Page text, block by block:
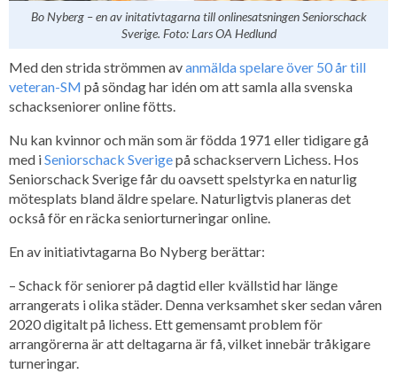
Bo Nyberg – en av initativtagarna till onlinesatsningen Seniorschack
Sverige. Foto: Lars OA Hedlund
Med den strida strömmen avanmälda spelare över 50 år till
veteran-SM på söndag har idén om att samla alla svenska
schackseniorer online fötts.
Nu kan kvinnor och män som är födda 1971 eller tidigare gå
med iSeniorschack Sverigepå schackservern Lichess. Hos
Seniorschack Sverige får du oavsett spelstyrka en naturlig
mötesplats bland äldre spelare. Naturligtvis planeras det
också för en räcka seniorturneringar online.
En av initiativtagarna Bo Nyberg berättar:
– Schack för seniorer på dagtid eller kvällstid har länge
arrangerats i olika städer. Denna verksamhet sker sedan våren
2020 digitalt på lichess. Ett gemensamt problem för
arrangörerna är att deltagarna är få, vilket innebär tråkigare
turneringar.